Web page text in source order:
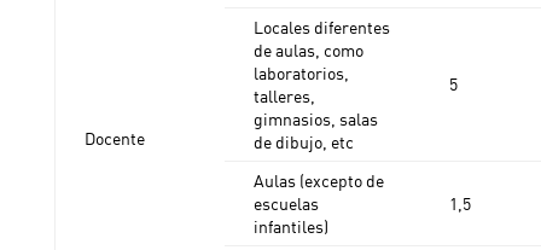
Docente
Locales diferentes
de aulas, como
laboratorios,
talleres,
gimnasios, salas
de dibujo, etc
5
Aulas (excepto de
escuelas
infantiles)
1,5